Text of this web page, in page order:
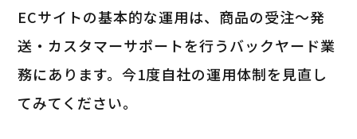
ECサイトの基本的な運用は、商品の受注～発
送・カスタマーサポートを行うバックヤード業
務にあります。今1度自社の運用体制を見直し
てみてください。